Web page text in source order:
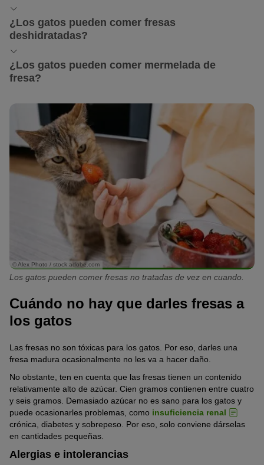
La comida congelada es una alternativa refrescante para los días
calurosos. Si a tu gato le sientan bien las fresas, puedes darle
fresas pequeñas congeladas de vez en cuando.
¿Los gatos pueden comer fresas
deshidratadas?
Las fresas deshidratadas tienen menos agua y, por tanto, un alto
contenido de azúcar en la misma cantidad. Por eso, es mejor que
le des a tu gato fresas crudas que deshidratadas.
¿Los gatos pueden comer mermelada de
fresa?
Ningún tipo de mermelada es bueno para los gatos. La
mermelada contiene demasiado azúcar gelificante, por lo que no
deben comerla jamás.
© Alex Photo / stock.adobe.com
Los gatos pueden comer fresas no tratadas de vez en cuando.
Cuándo no hay que darles fresas a
los gatos
Las fresas no son tóxicas para los gatos. Por eso, darles una
fresa madura ocasionalmente no les va a hacer daño.
No obstante, ten en cuenta que las fresas tienen un contenido
relativamente alto de azúcar. Cien gramos contienen entre cuatro
y seis gramos. Demasiado azúcar no es sano para los gatos y
puede ocasionarles problemas, como insuficiencia renal
crónica, diabetes y sobrepeso. Por eso, solo conviene dárselas
en cantidades pequeñas.
Alergias e intolerancias